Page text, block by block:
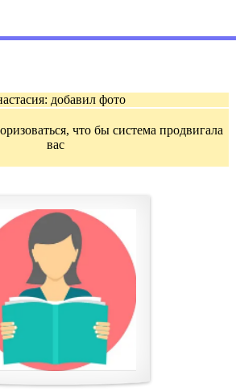
добавил фото
что бы система продвигала
вас